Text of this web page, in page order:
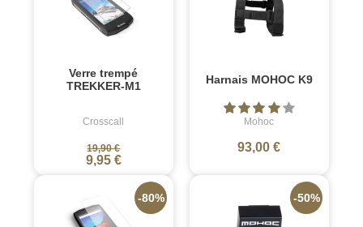
Verre trempé
TREKKER-M1
Crosscall
19,90 €
9,95 €
Harnais MOHOC K9
Mohoc
93,00 €
-80% -50%